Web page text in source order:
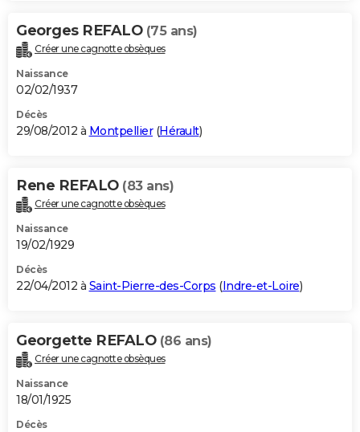
Georges REFALO (75 ans)
Créer une cagnotte obsèques
Naissance
02/02/1937
Décès
29/08/2012 à Montpellier(Hérault)
Rene REFALO (83 ans)
Créer une cagnotte obsèques
Naissance
19/02/1929
Décès
22/04/2012 à Saint-Pierre-des-Corps (Indre-et-Loire)
Georgette REFALO (86 ans)
Créer une cagnotte obsèques
Naissance
18/01/1925
Décès